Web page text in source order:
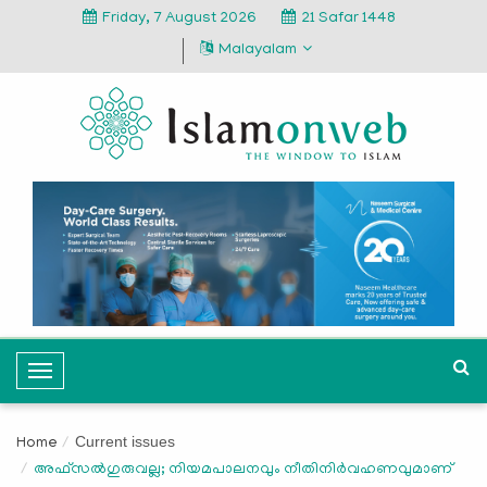
Friday, 7 August 2026
21 Safar 1448
Malayalam
T
o
g
l
Home Current issues
അഫ്സല്‍ഗുരുവല്ല; നിയമപാലനവും നീതിനിര്‍വഹണവുമാണ്